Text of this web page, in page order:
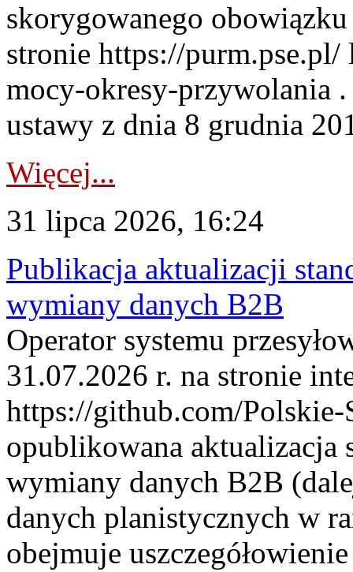
skorygowanego
stronie https://
mocy-okresy-przywolania
ustawy z dnia 8 grudnia
Więcej...
31 lipca 2026, 16:24
Publikacja aktualizacji
wymiany danych B2B
Operator systemu
31.07.2026 r. na stronie
https://github.com/Polskie-
opublikowana aktualizacja
wymiany danych B2B
danych planistycznych w
obejmuje